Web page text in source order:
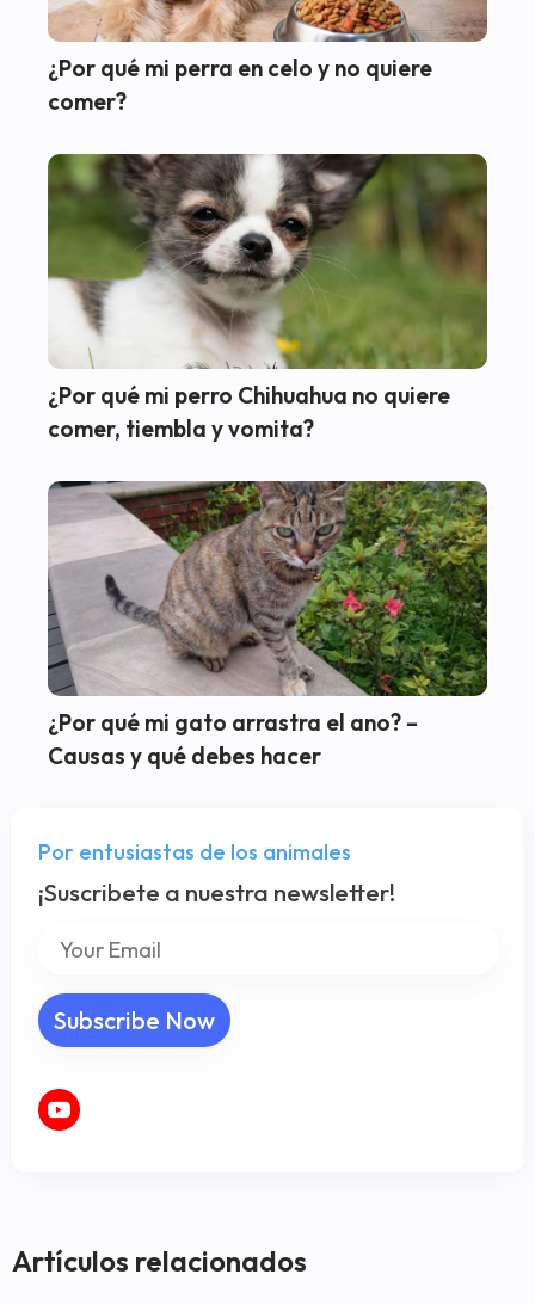
¿Por qué mi perra en celo y no quiere
comer?
¿Por qué mi perro Chihuahua no quiere
comer, tiembla y vomita?
¿Por qué mi gato arrastra el ano? –
Causas y qué debes hacer
Por entusiastas de los animales
¡Suscribete a nuestra newsletter!
Artículos relacionados